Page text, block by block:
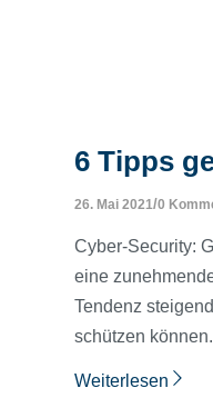
6 Tipps
26. Mai 2021/0
Cyber-Security:
eine
Tendenz
schützen können.
Weiterlesen